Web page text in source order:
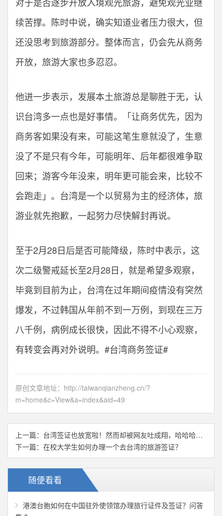
续苦撑。陈时中说，确实知道业者压力很大，但
还没思考到旅游部分。整体而言，仍会先从商务
开放，旅游大家也多忍忍。
他进一步表示，发展本土旅游总是聊胜于无，认
识台湾多一点也是好事情。「让商务优先，因为
商务客如果没有来，可能这笔生意就没了，生意
没了不是只有今年，可能明年、后年都很难争取
回来；游客今年没来，明年更可能会来，比较不
会跑走」。台湾是一个以贸易为主的经济体，旅
游业就先抱歉，一起努力尽快解封再说。
至于2月28日后是否可能降级，陈时中表示，这
次二级警戒延长至2月28日，就是希望多观察，
毕竟到目前为止，台湾在过年期间疫情没有突然
爆发，不过韩国从年前不到一万例，到现在三万
八千例，病例成长很快，因此不得不小心观察，
有转变会再对外说明。#台湾商务签证#
原创文章地址： http://taiwanqianzheng.cn/?
m=home&c=View&a=index&aid=49
上一篇： 台湾签证也放宽啦！然而却被网友吐成翔，哈哈哈…
下一篇： 在校大学生如何办理一个去台湾的旅游签证？
随便看看
港澳台胞如何在中国驻外使领馆办理旅行证件及签证？问答